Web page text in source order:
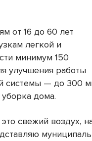
от 16 до 60 лет
легкой и
минимум 150
улучшения работы
системы — до 300
дома.
свежий воздух,